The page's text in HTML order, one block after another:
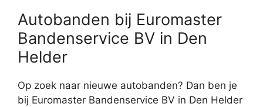
Autobanden bij Euromaster
Bandenservice BV in Den
Helder
Op zoek naar nieuwe autobanden? Dan ben je
bij Euromaster Bandenservice BV in Den Helder